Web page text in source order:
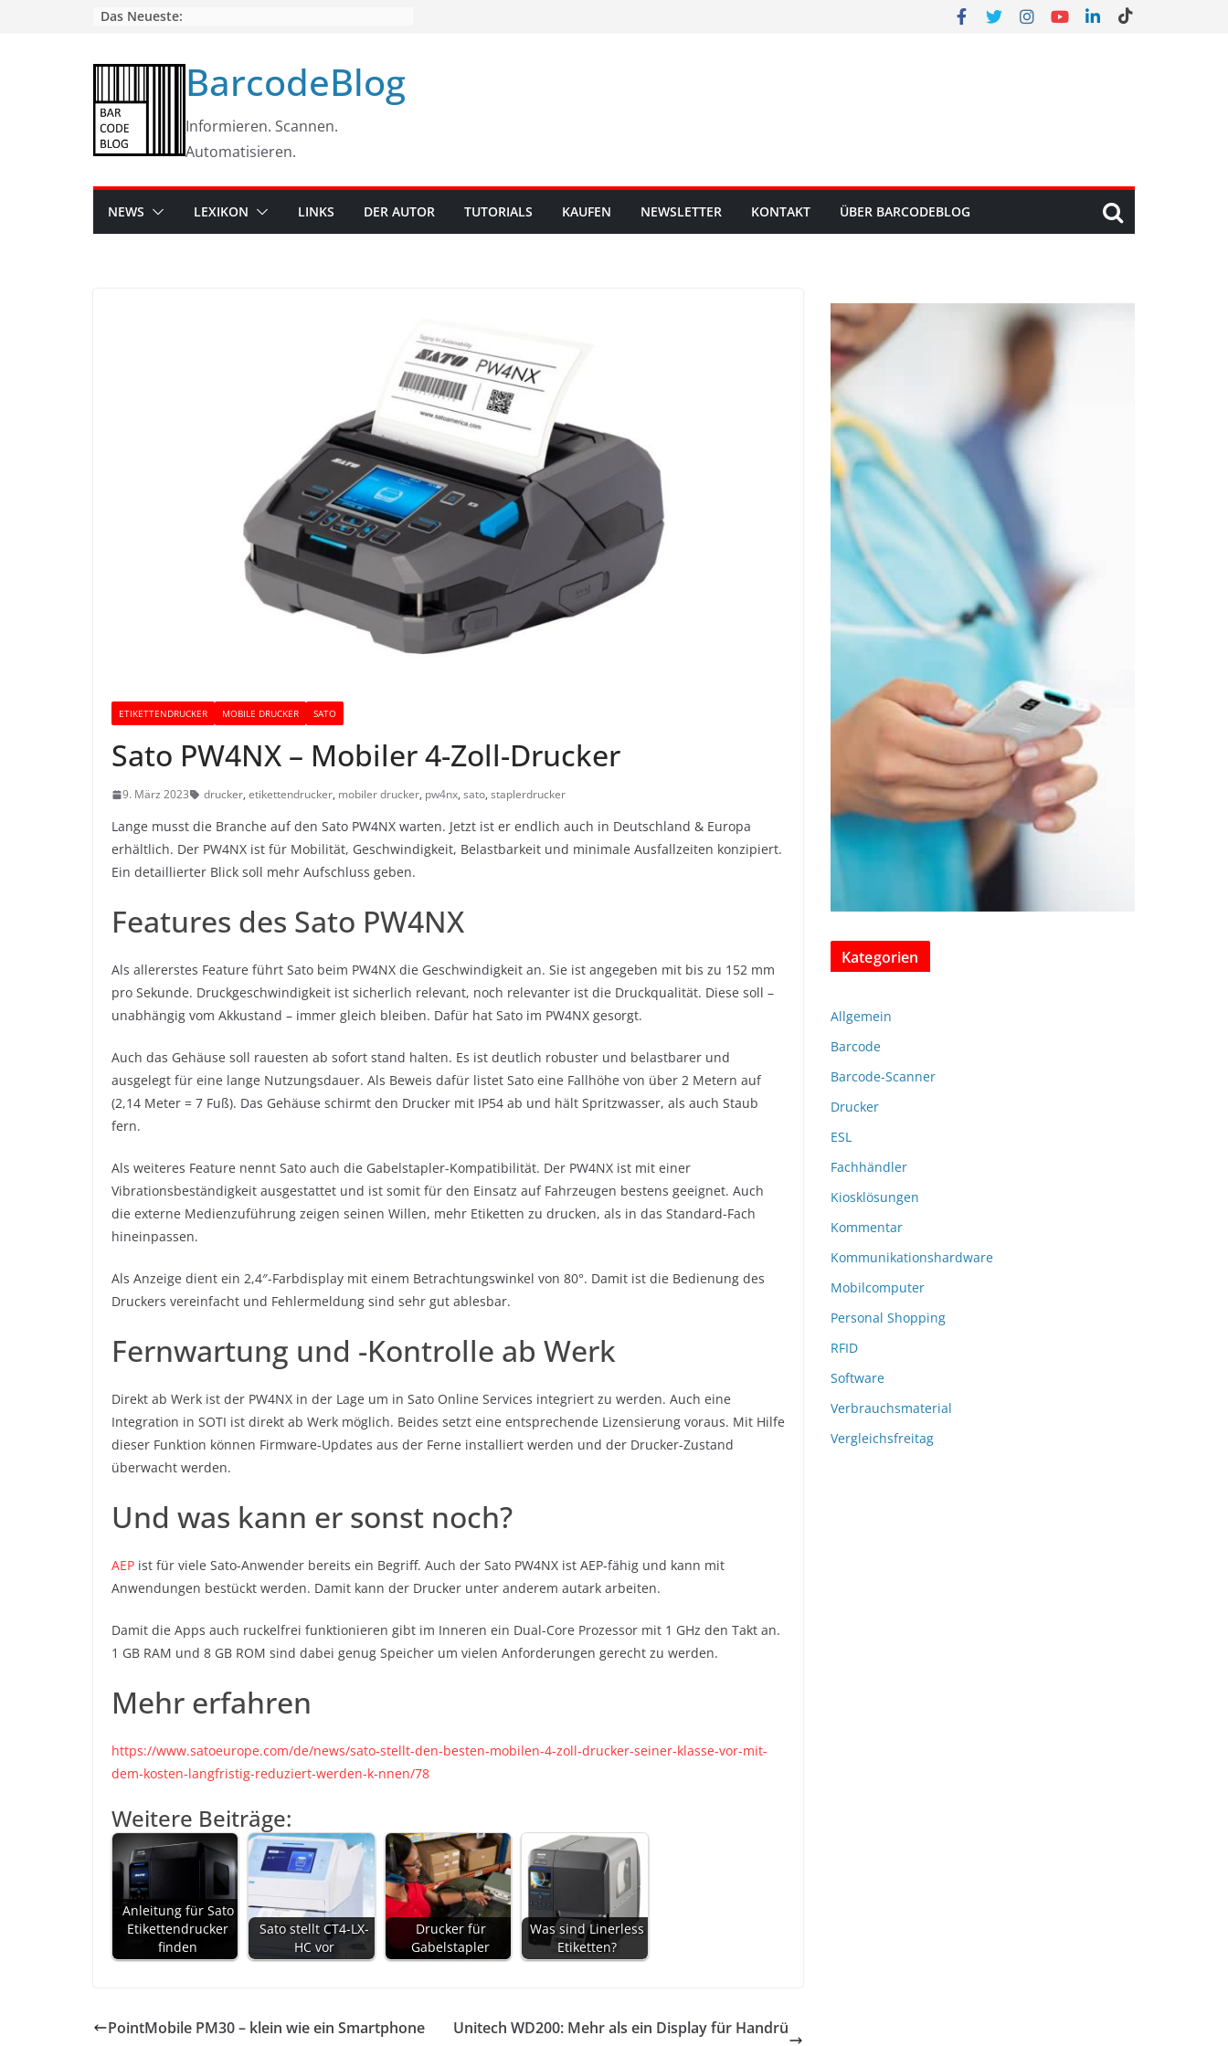
Das Neueste:
BarcodeBlog
Informieren. Scannen.
Automatisieren.
NEWS LEXIKON LINKS DER AUTOR TUTORIALS KAUFEN NEWSLETTER KONTAKT ÜBER BARCODEBLOG
ETIKETTENDRUCKER MOBILE DRUCKER SATO
Sato PW4NX – Mobiler 4-Zoll-Drucker
9. März 2023 drucker, etikettendrucker, mobiler drucker, pw4nx, sato, staplerdrucker
Lange musst die Branche auf den Sato PW4NX warten. Jetzt ist er endlich auch in Deutschland & Europa
erhältlich. Der PW4NX ist für Mobilität, Geschwindigkeit, Belastbarkeit und minimale Ausfallzeiten konzipiert.
Ein detaillierter Blick soll mehr Aufschluss geben.
Features des Sato PW4NX
Als allererstes Feature führt Sato beim PW4NX die Geschwindigkeit an. Sie ist angegeben mit bis zu 152 mm
pro Sekunde. Druckgeschwindigkeit ist sicherlich relevant, noch relevanter ist die Druckqualität. Diese soll –
unabhängig vom Akkustand – immer gleich bleiben. Dafür hat Sato im PW4NX gesorgt.
Auch das Gehäuse soll rauesten ab sofort stand halten. Es ist deutlich robuster und belastbarer und
ausgelegt für eine lange Nutzungsdauer. Als Beweis dafür listet Sato eine Fallhöhe von über 2 Metern auf
(2,14 Meter = 7 Fuß). Das Gehäuse schirmt den Drucker mit IP54 ab und hält Spritzwasser, als auch Staub
fern.
Als weiteres Feature nennt Sato auch die Gabelstapler-Kompatibilität. Der PW4NX ist mit einer
Vibrationsbeständigkeit ausgestattet und ist somit für den Einsatz auf Fahrzeugen bestens geeignet. Auch
die externe Medienzuführung zeigen seinen Willen, mehr Etiketten zu drucken, als in das Standard-Fach
hineinpassen.
Als Anzeige dient ein 2,4″-Farbdisplay mit einem Betrachtungswinkel von 80°. Damit ist die Bedienung des
Druckers vereinfacht und Fehlermeldung sind sehr gut ablesbar.
Fernwartung und -Kontrolle ab Werk
Direkt ab Werk ist der PW4NX in der Lage um in Sato Online Services integriert zu werden. Auch eine
Integration in SOTI ist direkt ab Werk möglich. Beides setzt eine entsprechende Lizensierung voraus. Mit Hilfe
dieser Funktion können Firmware-Updates aus der Ferne installiert werden und der Drucker-Zustand
überwacht werden.
Und was kann er sonst noch?
AEP ist für viele Sato-Anwender bereits ein Begriff. Auch der Sato PW4NX ist AEP-fähig und kann mit
Anwendungen bestückt werden. Damit kann der Drucker unter anderem autark arbeiten.
Damit die Apps auch ruckelfrei funktionieren gibt im Inneren ein Dual-Core Prozessor mit 1 GHz den Takt an.
1 GB RAM und 8 GB ROM sind dabei genug Speicher um vielen Anforderungen gerecht zu werden.
Mehr erfahren
https://www.satoeurope.com/de/news/sato-stellt-den-besten-mobilen-4-zoll-drucker-seiner-klasse-vor-mit-
dem-kosten-langfristig-reduziert-werden-k-nnen/78
Weitere Beiträge:
Anleitung für Sato
Etikettendrucker
finden
Sato stellt CT4-LX-
HC vor
Drucker für
Gabelstapler
Was sind Linerless
Etiketten?
PointMobile PM30 – klein wie ein Smartphone
Unitech WD200: Mehr als ein Display für Handrü
Kategorien
Allgemein
Barcode
Barcode-Scanner
Drucker
ESL
Fachhändler
Kiosklösungen
Kommentar
Kommunikationshardware
Mobilcomputer
Personal Shopping
RFID
Software
Verbrauchsmaterial
Vergleichsfreitag